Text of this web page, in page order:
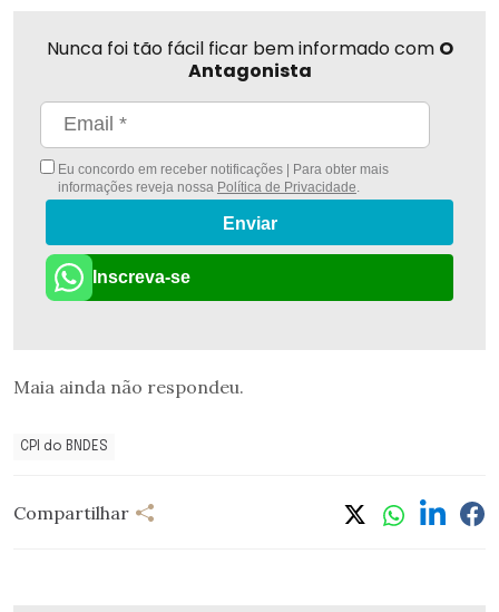
Nunca foi tão fácil ficar bem informado com O
Antagonista
Eu concordo em receber notificações | Para obter mais
informações reveja nossa Política de Privacidade.
Enviar
Inscreva-se
Maia ainda não respondeu.
CPI do BNDES
Compartilhar